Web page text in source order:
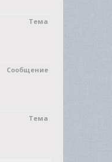
Тема
Сообщение
Тема